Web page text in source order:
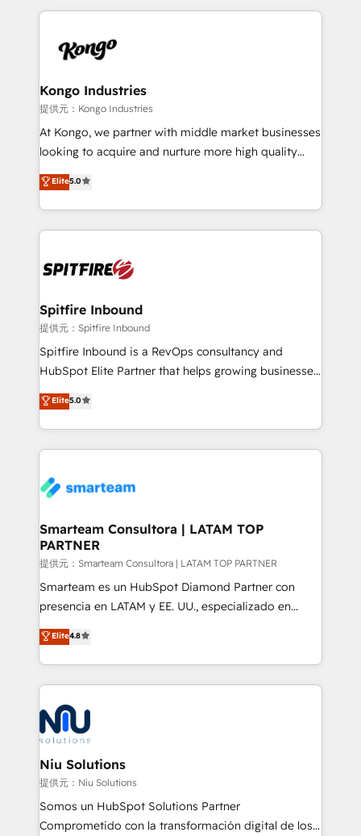
such as Brussels Airport, Volvo, Farmaline, Agilitas,
Streamz and Michelin.
growth for our client's businesses. These methods
exactly where your marketing budget is being used
and overall revenue to a level not feasible with
traditional methods. If you’re a frustrated marketing
manager or business owner sick of wasting budget
with generic agencies and their outdated methods,
just like yours attract more high-quality leads
throughout each stage of the buying cycle with
enable sales teams with the process, technology and
training to smash targets.
Kongo Industries
提供元：Kongo Industries
At Kongo, we partner with middle market businesses
looking to acquire and nurture more high quality
leads. We use digital media, marketing cloud,
automation and software integration to drive sales
and, deliver clarity on marketing expenditure.
Elite5.0
Spitfire Inbound
提供元：Spitfire Inbound
Spitfire Inbound is a RevOps consultancy and
HubSpot Elite Partner that helps growing businesses
design predictable, scalable revenue-driving
strategies. With offices in South Africa and London,
we take a RevOps-led approach that aligns sales,
marketing & service, breaks down silos, and gives
confidence. We deliver end to end strategy and
and technology around a single source of truth to
support sustainable growth and better decision-
making. Working with clients locally and globally, our
expertise includes HubSpot onboarding and CRM
implementation, automation, sales and customer
and data-driven campaigns. Winners of the first
Global HEART Award, Yamini Rogan, CEO of
Connect with us to see how we can do better and be
better together 🏆
Elite5.0
Smarteam Consultora | LATAM TOP
PARTNER
提供元：Smarteam Consultora | LATAM TOP PARTNER
Smarteam es un HubSpot Diamond Partner con
presencia en LATAM y EE. UU., especializado en
implementaciones de HubSpot, integraciones API y
optimización de procesos comerciales con IA. Con
más de 6 años de experiencia, hemos liderado 100+
implementaciones conectando HubSpot con SAP,
ERPs, e-commerce, plataformas financieras,
WhatsApp y sistemas logísticos. Nuestro equipo
multicultural trabaja en español, inglés y portugués,
uniendo visión estratégica y excelencia técnica para
generar resultados medibles. Apoyamos a empresas
de construcción, educación, tecnología, retail, e-
commerce, salud, financieras, seguros y servicios,
Elite4.8
Niu Solutions
提供元：Niu Solutions
Somos un HubSpot Solutions Partner
Comprometido con la transformación digital de los